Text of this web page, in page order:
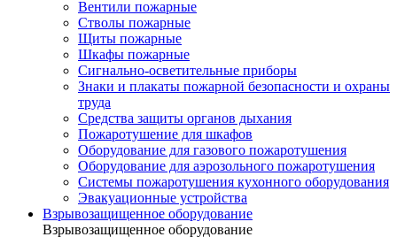
Вентили пожарные
Стволы пожарные
Щиты пожарные
Шкафы пожарные
Сигнально-осветительные приборы
Знаки и плакаты пожарной безопасности и охраны
труда
Средства защиты органов дыхания
Пожаротушение для шкафов
Оборудование для газового пожаротушения
Оборудование для аэрозольного пожаротушения
Системы пожаротушения кухонного оборудования
Эвакуационные устройства
Взрывозащищенное оборудование
Взрывозащищенное оборудование